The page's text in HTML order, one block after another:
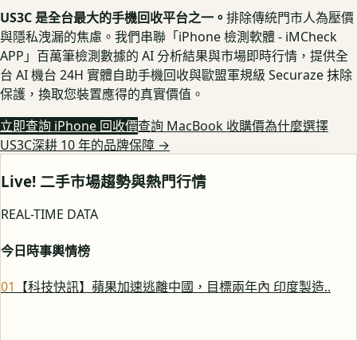
US3C 是全台最大的手機回收平台之一。 排除傳統門市人為壓價
與隱私洩漏的焦慮。我們串聯「iPhone 檢測軟體 - iMCheck
APP」百萬筆檢測數據的 AI 分析結果與市場即時行情，提供全
台 AI 機台 24H 實體自助手機回收與歐盟軍規級 Securaze 抹除
保護，換取您裝置應得的真實價值。
立即查詢 iPhone 回收價查詢 MacBook 收購價為什麼選擇
US3C深耕 10 年的品牌保障 →
Live! 二手市場趨勢與熱門行情
REAL-TIME DATA
今日時事輿情榜
01 【科技快訊】蘋果加速逃離中國，目標兩年內 印度製造..